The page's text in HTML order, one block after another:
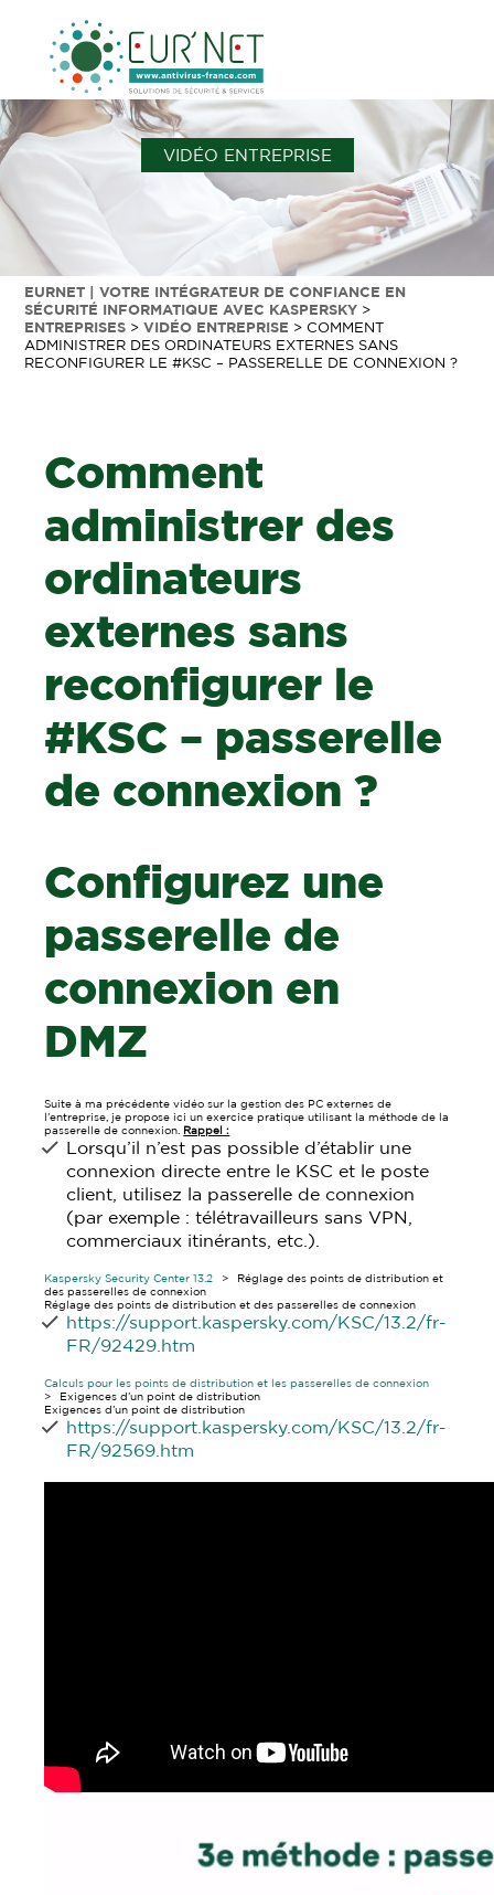
VIDÉO ENTREPRISE
EURNET | VOTRE INTÉGRATEUR DE CONFIANCE EN
SÉCURITÉ INFORMATIQUE AVEC KASPERSKY >
ENTREPRISES >VIDÉO ENTREPRISE > COMMENT
ADMINISTRER DES ORDINATEURS EXTERNES SANS
RECONFIGURER LE #KSC – PASSERELLE DE CONNEXION ?
Comment
administrer des
ordinateurs
externes sans
reconfigurer le
#KSC – passerelle
de connexion ?
Configurez une
passerelle de
connexion en
DMZ
Suite à ma précédente vidéo sur la gestion des PC externes de
l’entreprise, je propose ici un exercice pratique utilisant la méthode de la
passerelle de connexion. Rappel :
Lorsqu’il n’est pas possible d’établir une
connexion directe entre le KSC et le poste
client, utilisez la passerelle de connexion
(par exemple : télétravailleurs sans VPN,
commerciaux itinérants, etc.).
Kaspersky Security Center 13.2
> Réglage des points de distribution et
des passerelles de connexion
Réglage des points de distribution et des passerelles de connexion
https://support.kaspersky.com/KSC/13.2/fr-
FR/92429.htm
Calculs pour les points de distribution et les passerelles de connexion
> Exigences d’un point de distribution
Exigences d’un point de distribution
https://support.kaspersky.com/KSC/13.2/fr-
FR/92569.htm